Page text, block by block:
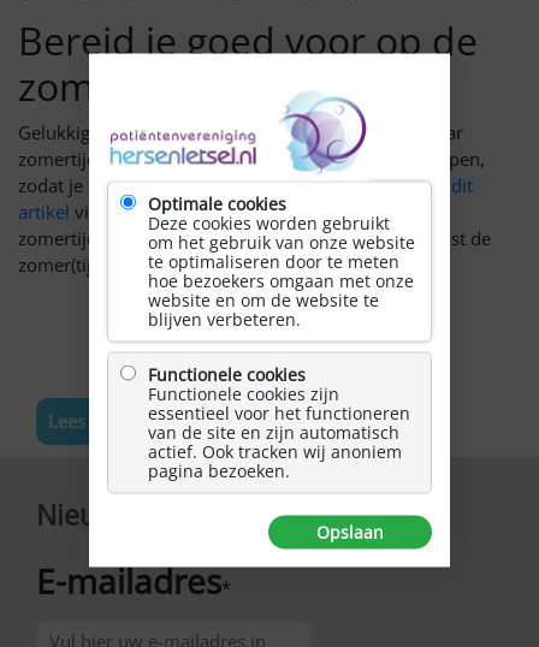
Bereid je goed voor op de
zomertijd
Gelukkig kun je je voorbereiden om de overgang naar
zomertijd met NAH zo soepel mogelijk te laten verlopen,
zodat je snel kunt genieten van de langere dagen. In dit
artikel vind je praktische tips om te wennen aan de
zomertijd met NAH, zodat jij met meer energie en rust de
zomer(tijd) tegemoet gaat!
Lees meer nieuws
Nieuwsbrief
E-mailadres*
Optimale cookies
Deze cookies worden gebruikt
om het gebruik van onze website
te optimaliseren door te meten
hoe bezoekers omgaan met onze
website en om de website te
blijven verbeteren.
Functionele cookies
Functionele cookies zijn
essentieel voor het functioneren
van de site en zijn automatisch
actief. Ook tracken wij anoniem
pagina bezoeken.
Opslaan